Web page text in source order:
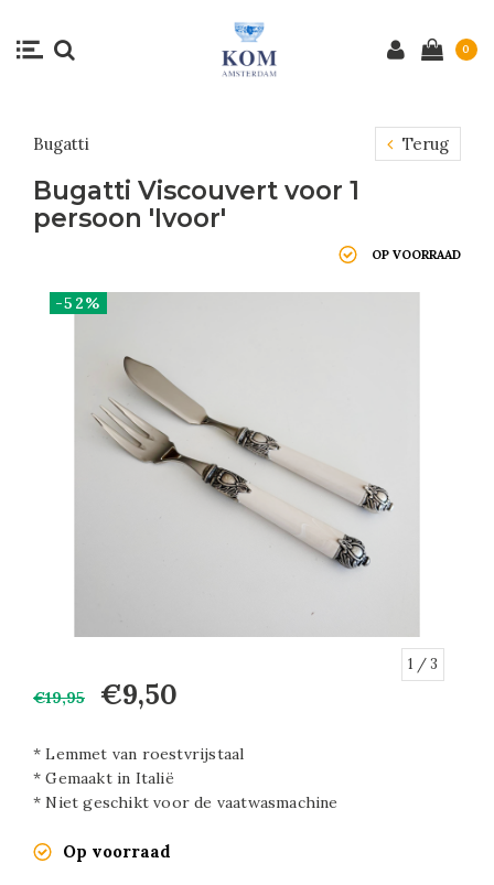
0
Bugatti Terug
Bugatti Viscouvert voor 1
persoon 'Ivoor'
OP VOORRAAD
-52%
1 / 3
€19,95 €9,50
* Lemmet van roestvrijstaal
* Gemaakt in Italië
* Niet geschikt voor de vaatwasmachine
Op voorraad